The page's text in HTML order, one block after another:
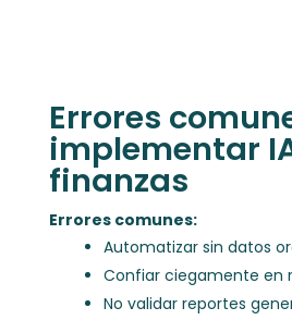
Errores
implementar
finanzas
Errores comunes:
Automatizar sin datos
Confiar ciegamente en
No validar reportes